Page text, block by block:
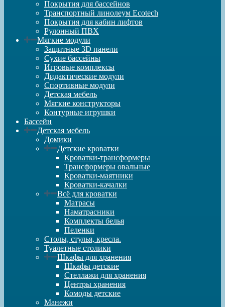
Покрытия для бассейнов
Транспортный линолеум Ecotech
Покрытия для кабин лифтов
Рулонный ПВХ
Мягкие модули
Защитные 3D панели
Сухие бассейны
Игровые комплексы
Дидактические модули
Спортивные модули
Детская мебель
Мягкие конструкторы
Контурные игрушки
Бассейн
Детская мебель
Домики
Детские кроватки
Кроватки-трансформеры
Трансформеры овальные
Кроватки-маятники
Кроватки-качалки
Всё для кроватки
Матрасы
Наматрасники
Комплекты белья
Пеленки
Столы, стулья, кресла.
Туалетные столики
Шкафы для хранения
Шкафы детские
Стеллажи для хранения
Центры хранения
Комоды детские
Манежи